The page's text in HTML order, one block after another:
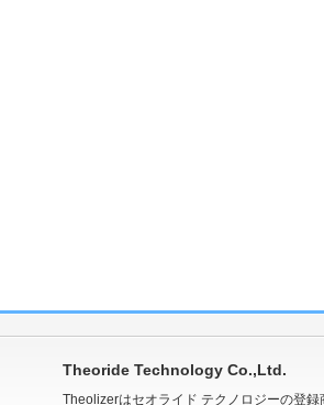
Theoride Technology Co.,Ltd.
Theolizerはセオライド テクノロジーの登録